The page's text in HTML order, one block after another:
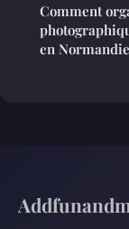
Comment
en